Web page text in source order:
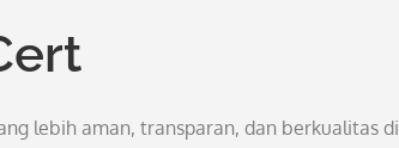
lebih aman, transparan, dan berkualitas di